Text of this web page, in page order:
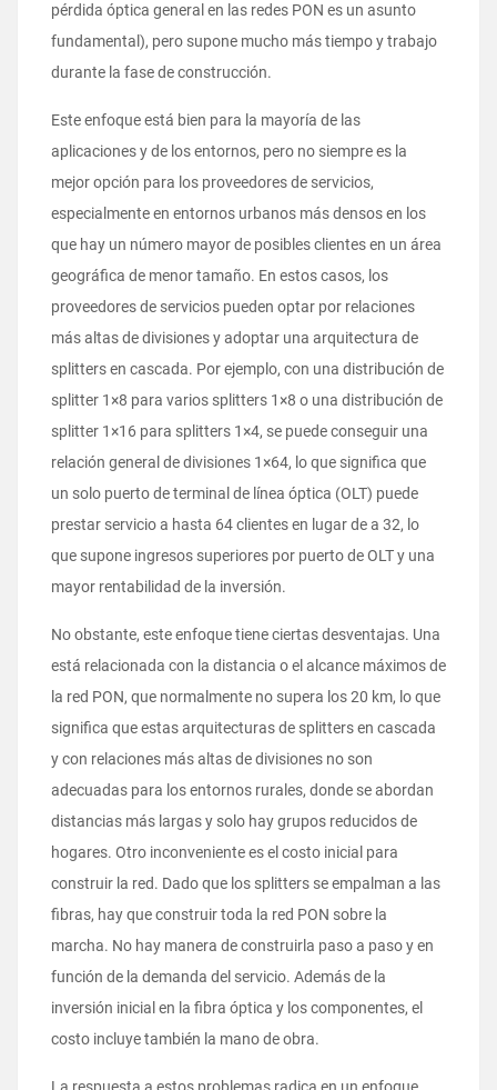
pérdida óptica general en las redes PON es un asunto
fundamental), pero supone mucho más tiempo y trabajo
durante la fase de construcción.
Este enfoque está bien para la mayoría de las
aplicaciones y de los entornos, pero no siempre es la
mejor opción para los proveedores de servicios,
especialmente en entornos urbanos más densos en los
que hay un número mayor de posibles clientes en un área
geográfica de menor tamaño. En estos casos, los
proveedores de servicios pueden optar por relaciones
más altas de divisiones y adoptar una arquitectura de
splitters en cascada. Por ejemplo, con una distribución de
splitter 1×8 para varios splitters 1×8 o una distribución de
splitter 1×16 para splitters 1×4, se puede conseguir una
relación general de divisiones 1×64, lo que significa que
un solo puerto de terminal de línea óptica (OLT) puede
prestar servicio a hasta 64 clientes en lugar de a 32, lo
que supone ingresos superiores por puerto de OLT y una
mayor rentabilidad de la inversión.
No obstante, este enfoque tiene ciertas desventajas. Una
está relacionada con la distancia o el alcance máximos de
la red PON, que normalmente no supera los 20 km, lo que
significa que estas arquitecturas de splitters en cascada
y con relaciones más altas de divisiones no son
adecuadas para los entornos rurales, donde se abordan
distancias más largas y solo hay grupos reducidos de
hogares. Otro inconveniente es el costo inicial para
construir la red. Dado que los splitters se empalman a las
fibras, hay que construir toda la red PON sobre la
marcha. No hay manera de construirla paso a paso y en
función de la demanda del servicio. Además de la
inversión inicial en la fibra óptica y los componentes, el
costo incluye también la mano de obra.